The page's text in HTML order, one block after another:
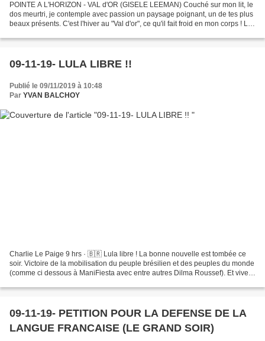
POINTE A L'HORIZON - VAL d'OR (GISELE LEEMAN) Couché sur mon lit, le
dos meurtri, je contemple avec passion un paysage poignant, un de tes plus
beaux présents. C'est l'hiver au "Val d'or", ce qu'il fait froid en mon corps ! Le
09-11-19- LULA LIBRE !!
Publié le 09/11/2019 à 10:48
Par YVAN BALCHOY
Charlie Le Paige 9 hrs · 🇧🇷 Lula libre ! La bonne nouvelle est tombée ce
soir. Victoire de la mobilisation du peuple brésilien et des peuples du monde
(comme ci dessous à ManiFiesta avec entre autres Dilma Roussef). Et vive
09-11-19- PETITION POUR LA DEFENSE DE LA
LANGUE FRANCAISE (LE GRAND SOIR)